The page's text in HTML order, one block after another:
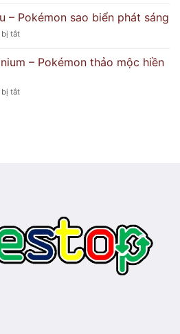
bí
hoa
dáng
ảnh
Froslass
–
băng
lẽo
– Pokémon sao biển phát sáng
bị tắtở
Staryu
Pokémon
– Pokémon thảo mộc hiền
bị tắtở